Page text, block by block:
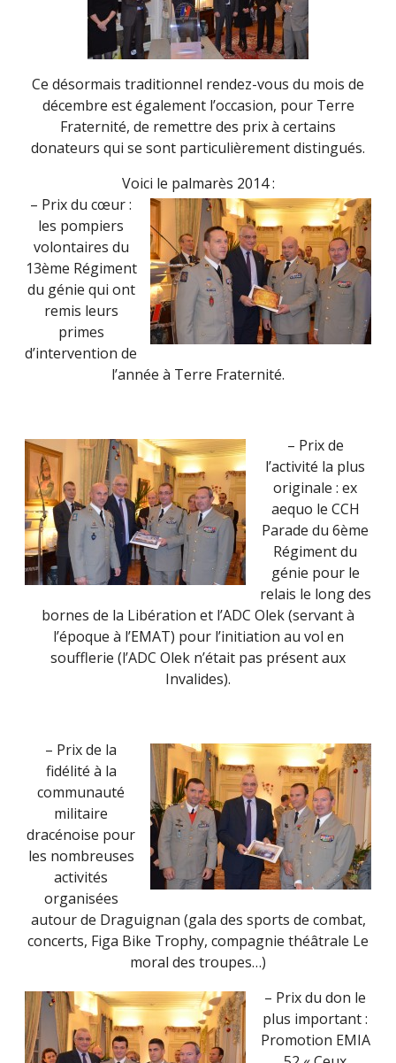
Ce désormais traditionnel rendez-vous du mois de
décembre est également l’occasion, pour Terre
Fraternité, de remettre des prix à certains
donateurs qui se sont particulièrement distingués.
Voici le palmarès 2014 :
– Prix du cœur :
les pompiers
volontaires du
13ème Régiment
du génie qui ont
remis leurs
primes
d’intervention de
l’année à Terre Fraternité.
– Prix de
l’activité la plus
originale : ex
aequo le CCH
Parade du 6ème
Régiment du
génie pour le
relais le long des
bornes de la Libération et l’ADC Olek (servant à
l’époque à l’EMAT) pour l’initiation au vol en
soufflerie (l’ADC Olek n’était pas présent aux
Invalides).
– Prix de la
fidélité à la
communauté
militaire
dracénoise pour
les nombreuses
activités
organisées
autour de Draguignan (gala des sports de combat,
concerts, Figa Bike Trophy, compagnie théâtrale Le
moral des troupes…)
– Prix du don le
plus important :
Promotion EMIA